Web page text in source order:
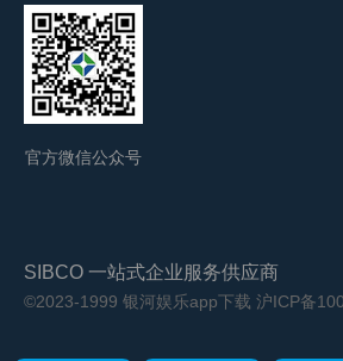
官方微信公众号
SIBCO 一站式企业服务供应商
©2023-1999 银河娱乐app下载 沪ICP备